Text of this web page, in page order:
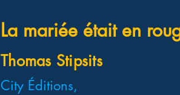
La mariée était en
Thomas Stipsits
City Éditions,